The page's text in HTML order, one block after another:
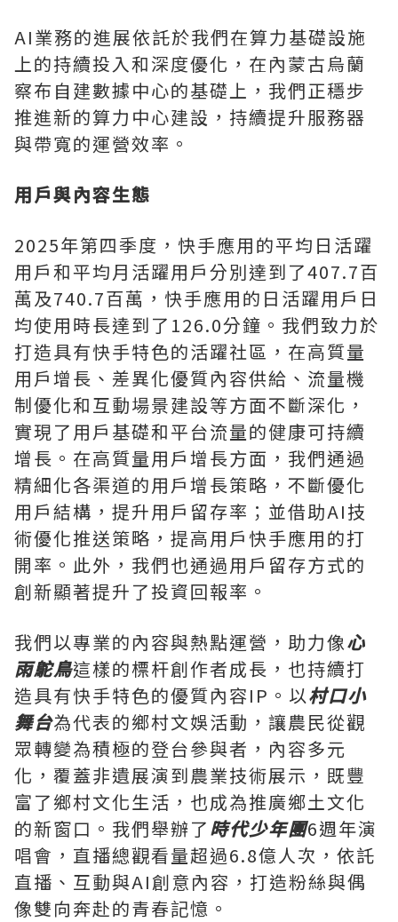
AI業務的進展依託於我們在算力基礎設施
上的持續投入和深度優化，在內蒙古烏蘭
察布自建數據中心的基礎上，我們正穩步
推進新的算力中心建設，持續提升服務器
與帶寬的運營效率。
用戶與內容生態
2025年第四季度，快手應用的平均日活躍
用戶和平均月活躍用戶分別達到了407.7百
萬及740.7百萬，快手應用的日活躍用戶日
均使用時長達到了126.0分鐘。我們致力於
打造具有快手特色的活躍社區，在高質量
用戶增長、差異化優質內容供給、流量機
制優化和互動場景建設等方面不斷深化，
實現了用戶基礎和平台流量的健康可持續
增長。在高質量用戶增長方面，我們通過
精細化各渠道的用戶增長策略，不斷優化
用戶結構，提升用戶留存率；並借助AI技
術優化推送策略，提高用戶快手應用的打
開率。此外，我們也通過用戶留存方式的
創新顯著提升了投資回報率。
我們以專業的內容與熱點運營，助力像心
雨鴕鳥這樣的標杆創作者成長，也持續打
造具有快手特色的優質內容IP。以村口小
舞台為代表的鄉村文娛活動，讓農民從觀
眾轉變為積極的登台參與者，內容多元
化，覆蓋非遺展演到農業技術展示，既豐
富了鄉村文化生活，也成為推廣鄉土文化
的新窗口。我們舉辦了時代少年團6週年演
唱會，直播總觀看量超過6.8億人次，依託
直播、互動與AI創意內容，打造粉絲與偶
像雙向奔赴的青春記憶。